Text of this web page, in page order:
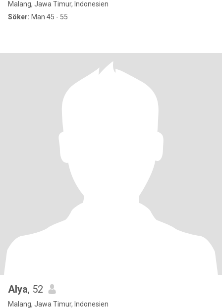
Malang, Jawa Timur, Indonesien
Söker: Man 45 - 55
Alya, 52
Malang, Jawa Timur, Indonesien